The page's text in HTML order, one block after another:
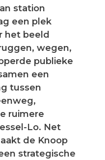
station
een plek
het beeld
wegen,
publieke
een
tussen
ruimere
Lo. Net
de Knoop
strategische